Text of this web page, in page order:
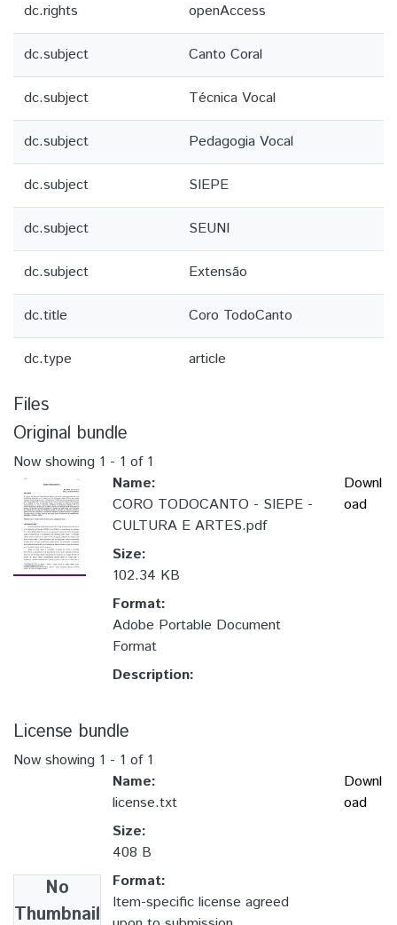
dc.rights openAccess
dc.subject Canto Coral
dc.subject Técnica Vocal
dc.subject Pedagogia Vocal
dc.subject SIEPE
dc.subject SEUNI
dc.subject Extensão
dc.title Coro TodoCanto
dc.type article
Files
Original bundle
Now showing 1 - 1 of 1
Name:
CORO TODOCANTO - SIEPE -
CULTURA E ARTES.pdf
Size:
102.34 KB
Format:
Adobe Portable Document
Format
Description:
Downl
oad
License bundle
Now showing 1 - 1 of 1
No
Thumbnail
Name:
license.txt
Size:
408 B
Format:
Item-specific license agreed
Downl
oad